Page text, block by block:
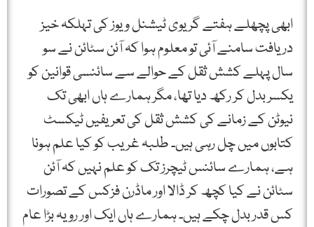
ابھی پچھلے ہفتے گریوی ٹیشنل ویوز کی تہلکہ خیز
دریافت سامنے آئی تو معلوم ہوا کہ آئن سٹائن نے سو
سال پہلے کشش ثقل کے حوالے سے سائنسی قوانین کو
یکسر بدل کر رکھ دیا تھا، مگر ہمارے ہاں ابھی تک
نیوٹن کے زمانے کی کشش ثقل کی تعریفیں ٹیکسٹ
کتابوں میں چل رہی ہیں۔ طلبہ غریب کو کیا علم ہونا
ہے، ہمارے سائنس ٹیچرز تک کو علم نہیں کہ آئن
سٹائن نے کیا کچھ کر ڈالا اور ماڈرن فزکس کے تصورات
کس قدر بدل چکے ہیں۔ ہمارے ہاں ایک اور رویہ بڑا عام